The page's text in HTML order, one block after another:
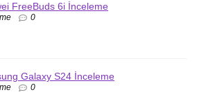
FreeBuds 6i İnceleme
0
Galaxy S24 İnceleme
0